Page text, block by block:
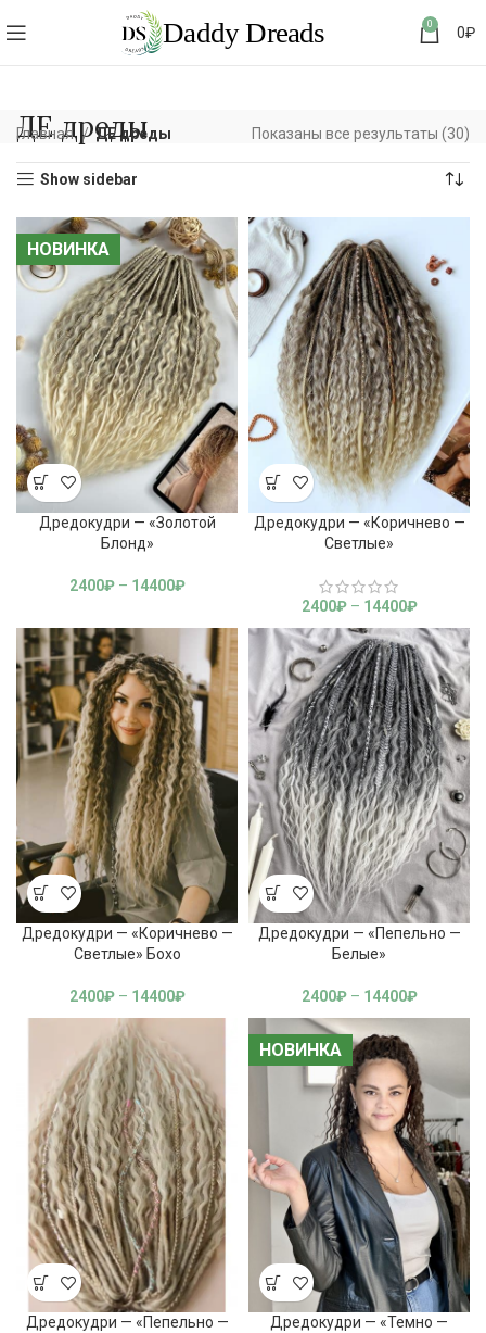
0 0₽
ДЕ дреды
Главная ДЕ дреды Показаны все результаты (30)
Show sidebar
НОВИНКА
НОВИНКА
Дредокудри — «Золотой
Блонд»
2400₽ – 14400₽
Дредокудри — «Коричнево —
Светлые»
2400₽ – 14400₽
Дредокудри — «Коричнево —
Светлые» Бохо
2400₽ – 14400₽
Дредокудри — «Пепельно —
Белые»
2400₽ – 14400₽
Дредокудри — «Пепельно —
НОВИНКА
НОВИНКА
Дредокудри — «Темно —